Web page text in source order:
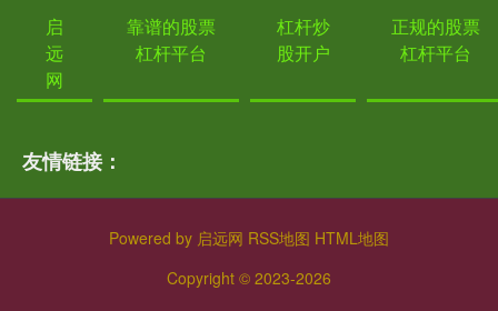
启
远
网
靠谱的股票
杠杆平台
杠杆炒
股开户
正规的股票
杠杆平台
友情链接：
Powered by 启远网 RSS地图 HTML地图
Copyright © 2023-2026